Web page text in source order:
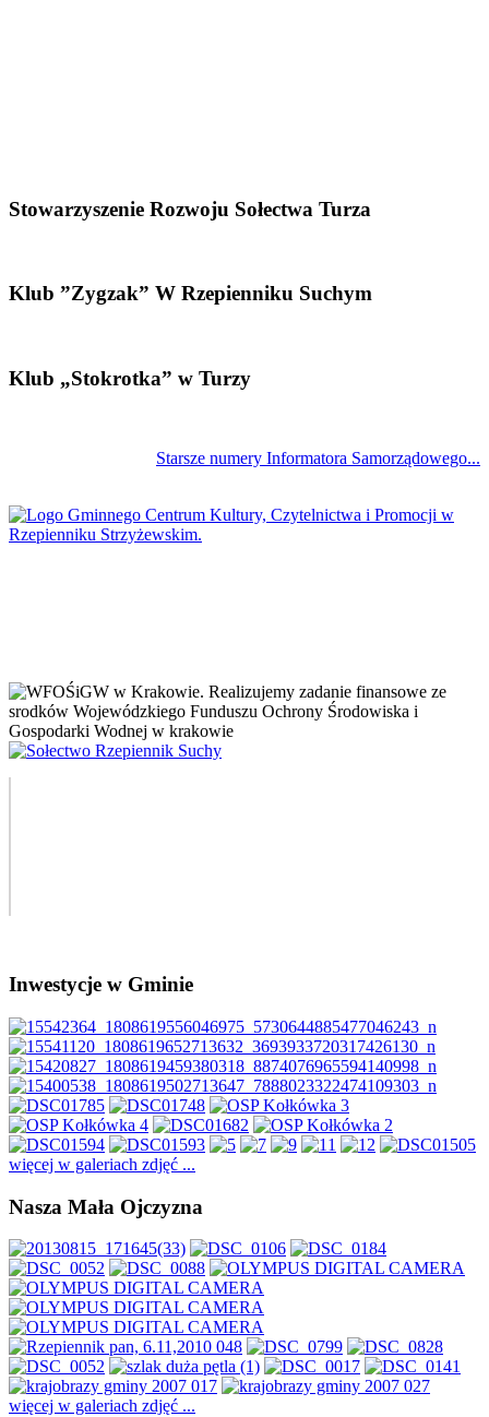
Stowarzyszenie Rozwoju Sołectwa Turza
Klub ”Zygzak” W Rzepienniku Suchym
Klub „Stokrotka” w Turzy
Starsze numery Informatora Samorządowego...
Inwestycje w Gminie
więcej w galeriach zdjęć ...
Nasza Mała Ojczyzna
więcej w galeriach zdjęć ...